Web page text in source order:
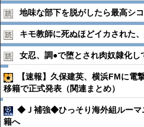
地味な部下を脱がしたら最高シ
キモ教師に死ぬほどイカされた
女忍、調●︎で堕とされ肉奴隷化し
【速報】久保建英、横浜FMに電
移籍で正式発表（関連まとめ）
◆Ｊ補強◆ひっそり海外組ルーマ
籍へ